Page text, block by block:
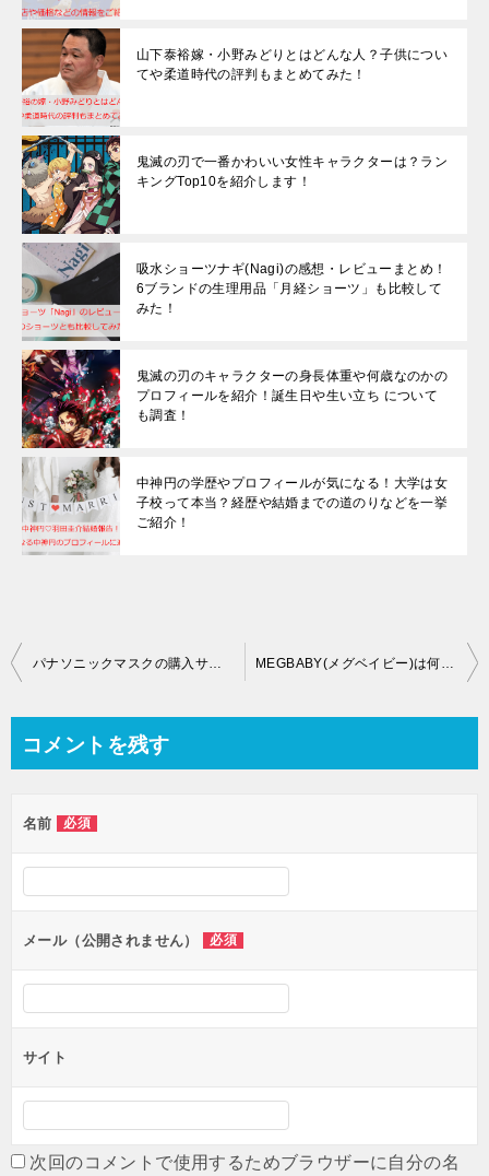
山下泰裕嫁・小野みどりとはどんな人？子供につい
てや柔道時代の評判もまとめてみた！
鬼滅の刃で一番かわいい女性キャラクターは？ラン
キングTop10を紹介します！
吸水ショーツナギ(Nagi)の感想・レビューまとめ！
6ブランドの生理用品「月経ショーツ」も比較して
みた！
鬼滅の刃のキャラクターの身長体重や何歳なのかの
プロフィールを紹介！誕生日や生い立ち について
も調査！
中神円の学歴やプロフィールが気になる！大学は女
子校って本当？経歴や結婚までの道のりなどを一挙
ご紹介！
投
ビ
ー
シ
ョ
ン
コメントを残す
名前 必須
メール（公開されません） 必須
サイト
次回のコメントで使用するためブラウザーに自分の名